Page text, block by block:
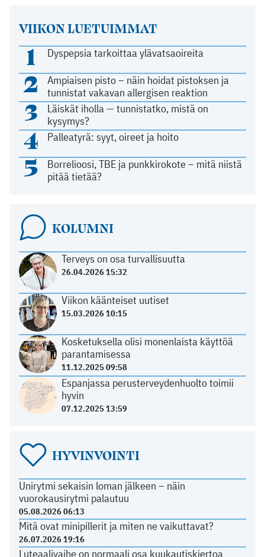
VIIKON LUETUIMMAT
1 Dyspepsia tarkoittaa ylävatsaoireita
2
Ampiaisen pisto – näin hoidat pistoksen ja
tunnistat vakavan allergisen reaktion
3
Läiskät iholla — tunnistatko, mistä on
kysymys?
4 Palleatyrä: syyt, oireet ja hoito
5
Borrelioosi, TBE ja punkkirokote – mitä niistä
pitää tietää?
KOLUMNI
Terveys on osa turvallisuutta
26.04.2026 15:32
Viikon käänteiset uutiset
15.03.2026 10:15
Kosketuksella olisi monenlaista käyttöä
parantamisessa
11.12.2025 09:58
Espanjassa perusterveydenhuolto toimii
hyvin
07.12.2025 13:59
HYVINVOINTI
Unirytmi sekaisin loman jälkeen – näin
vuorokausirytmi palautuu
05.08.2026 06:13
Mitä ovat minipillerit ja miten ne vaikuttavat?
26.07.2026 19:16
Luteaalivaihe on normaali osa kuukautiskiertoa